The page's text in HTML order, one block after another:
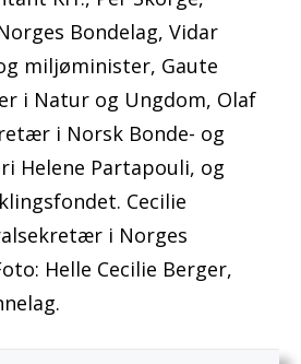
Bondelag, Vidar
miljøminister, Gaute
i Natur og Ungdom, Olaf
i Norsk Bonde- og
Helene Partapouli, og
Cecilie
i Norges
Helle Cecilie Berger,